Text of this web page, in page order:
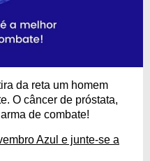
da reta um homem
O câncer de próstata,
de combate!
Azul e junte-se a